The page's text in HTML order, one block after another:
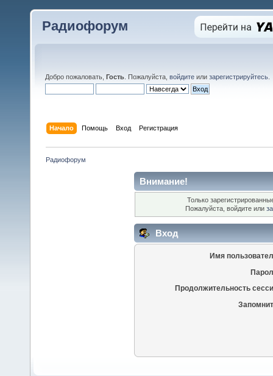
Радиофорум
Добро пожаловать, Гость . Пожалуйста, войдите или зарегистрируйтесь
Начало Помощь Вход Регистрация
Радиофорум
Внимание!
Только
Пожалуйста, войдите или
Вход
Имя
Продолжительность